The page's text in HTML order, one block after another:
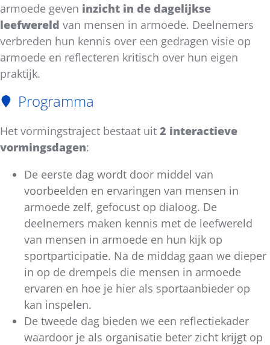
armoede geven inzicht in de dagelijkse
leefwereld van mensen in armoede. Deelnemers
verbreden hun kennis over een gedragen visie op
armoede en reflecteren kritisch over hun eigen
praktijk.
Programma
Het vormingstraject bestaat uit 2 interactieve
vormingsdagen:
De eerste dag wordt door middel van
voorbeelden en ervaringen van mensen in
armoede zelf, gefocust op dialoog. De
deelnemers maken kennis met de leefwereld
van mensen in armoede en hun kijk op
sportparticipatie. Na de middag gaan we dieper
in op de drempels die mensen in armoede
ervaren en hoe je hier als sportaanbieder op
kan inspelen.
De tweede dag bieden we een reflectiekader
waardoor je als organisatie beter zicht krijgt op